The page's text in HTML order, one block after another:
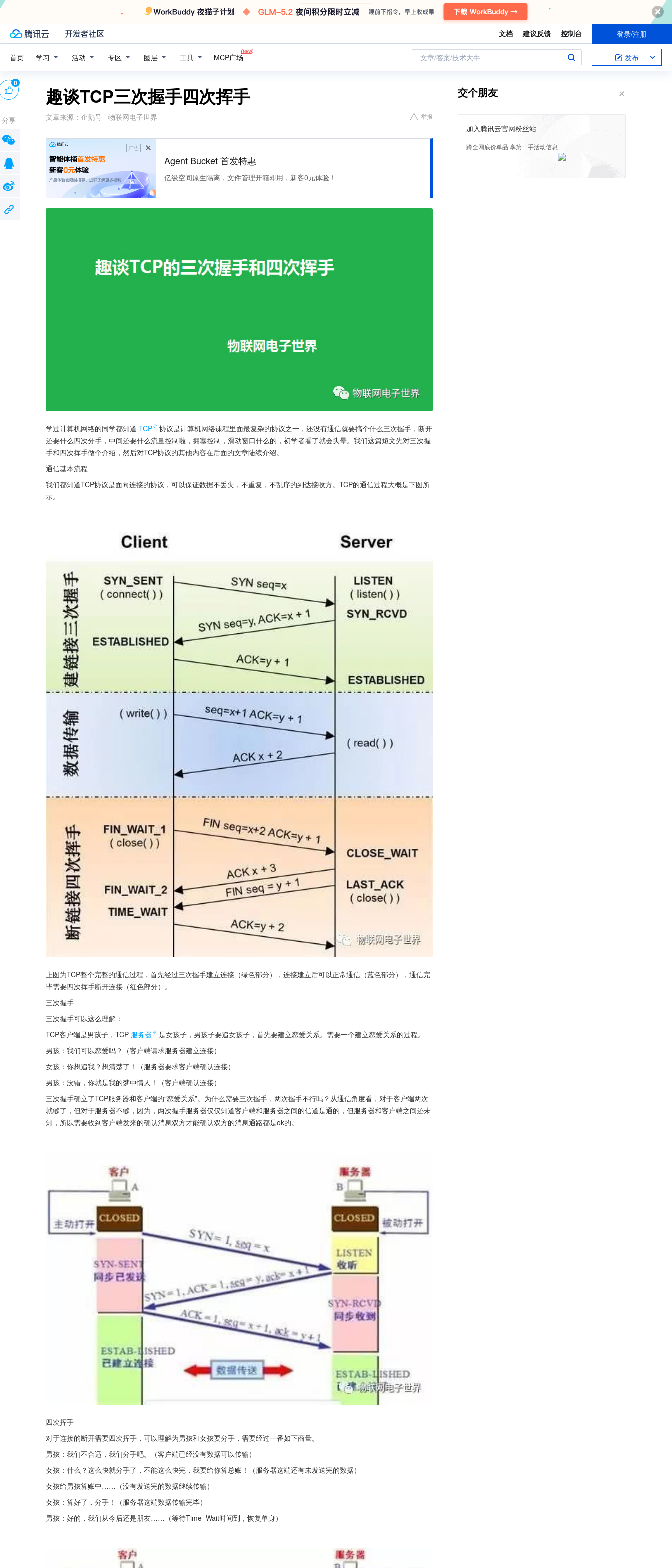
文档 建议反馈 控制台 登录/注册
首页 学习 活动 专区 圈层 工具 MCP广场 文章/答案/技术大牛 发布
趣谈TCP三次握手四次挥手
文章来源： 企鹅号 - 物联网电子世界 举报
广告
Agent Bucket 首发特惠
亿级空间原生隔离，文件管理开箱即用，新客0元体验！
学过计算机网络的同学都知道 TCP
协议是计算机网络课程里面最复杂的协议之一，还没有通信就要搞个什么三次握手，断开
还要什么四次分手，中间还要什么流量控制啦，拥塞控制，滑动窗口什么的，初学者看了就会头晕。我们这篇短文先对三次握
手和四次挥手做个介绍，然后对TCP协议的其他内容在后面的文章陆续介绍。
通信基本流程
我们都知道TCP协议是面向连接的协议，可以保证数据不丢失，不重复，不乱序的到达接收方。TCP的通信过程大概是下图所
示。
上图为TCP整个完整的通信过程，首先经过三次握手建立连接（绿色部分），连接建立后可以正常通信（蓝色部分），通信完
毕需要四次挥手断开连接（红色部分）。
三次握手
三次握手可以这么理解：
TCP客户端是男孩子，TCP 服务器
是女孩子，男孩子要追女孩子，首先要建立恋爱关系。需要一个建立恋爱关系的过程。
男孩：我们可以恋爱吗？（客户端请求服务器建立连接）
女孩：你想追我？想清楚了！（服务器要求客户端确认连接）
男孩：没错，你就是我的梦中情人！（客户端确认连接）
三次握手确立了TCP服务器和客户端的“恋爱关系”。为什么需要三次握手，两次握手不行吗？从通信角度看，对于客户端两次
就够了，但对于服务器不够，因为，两次握手服务器仅仅知道客户端和服务器之间的信道是通的，但服务器和客户端之间还未
知，所以需要收到客户端发来的确认消息双方才能确认双方的消息通路都是ok的。
四次挥手
对于连接的断开需要四次挥手，可以理解为男孩和女孩要分手，需要经过一番如下商量。
男孩：我们不合适，我们分手吧。（客户端已经没有数据可以传输）
女孩：什么？这么快就分手了，不能这么快完，我要给你算总账！（服务器这端还有未发送完的数据）
女孩给男孩算账中……（没有发送完的数据继续传输）
女孩：算好了，分手！（服务器这端数据传输完毕）
男孩：好的，我们从今后还是朋友……（等待Time_Wait时间到，恢复单身）
0
分享
交个朋友
加入腾讯云官网粉丝站
蹲全网底价单品 享第一手活动信息